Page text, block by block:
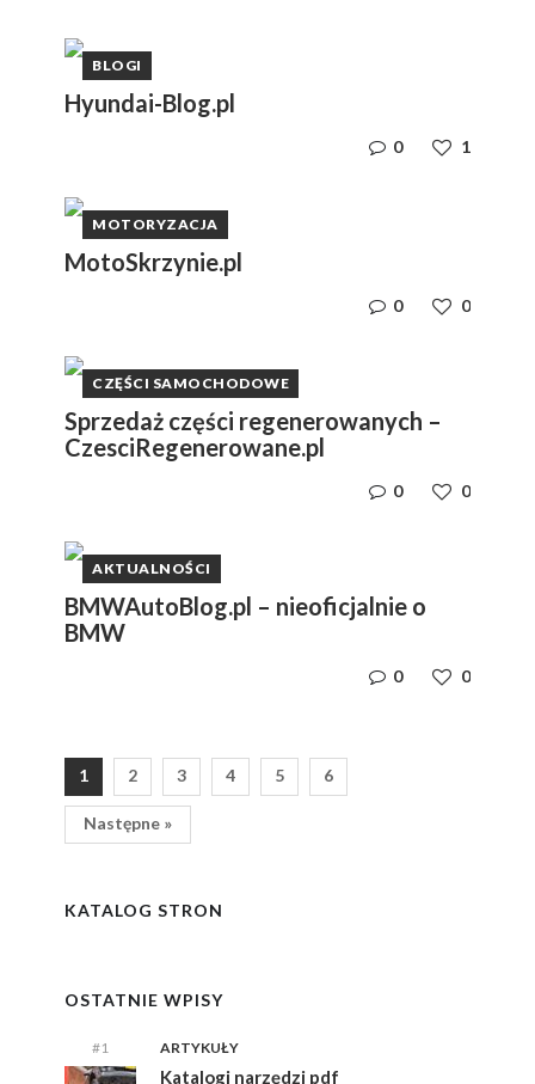
BLOGI
Hyundai-Blog.pl
1
0
MOTORYZACJA
MotoSkrzynie.pl
0
0
CZĘŚCI SAMOCHODOWE
Sprzedaż części regenerowanych –
CzesciRegenerowane.pl
0
0
AKTUALNOŚCI
BMWAutoBlog.pl – nieoficjalnie o
BMW
0
0
1 2 3 4 5 6
Następne »
KATALOG STRON
OSTATNIE WPISY
#1 ARTYKUŁY
Katalogi narzędzi pdf